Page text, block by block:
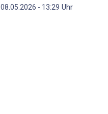
08.05.2026 - 13:29 Uhr